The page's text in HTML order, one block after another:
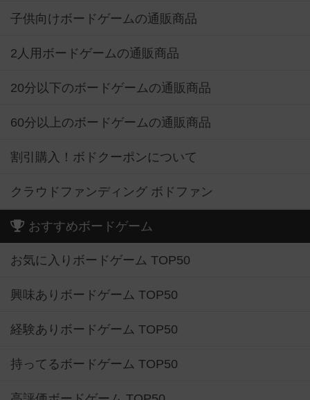
子供向けボードゲームの通販商品
2人用ボードゲームの通販商品
20分以下のボードゲームの通販商品
60分以上のボードゲームの通販商品
割引購入！ボドクーポンについて
クラウドファンディング ボドファン
おすすめボードゲーム
お気に入りボードゲーム TOP50
興味ありボードゲーム TOP50
経験ありボードゲーム TOP50
持ってるボードゲーム TOP50